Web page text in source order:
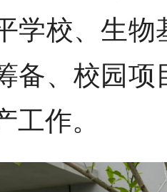
学校、生物
备、校园项
工作。